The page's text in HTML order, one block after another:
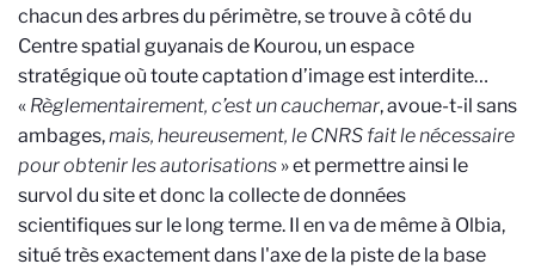
chacun des arbres du périmètre, se trouve à côté du
Centre spatial guyanais de Kourou, un espace
stratégique où toute captation d’image est interdite…
« Règlementairement, c’est un cauchemar, avoue-t-il sans
ambages,mais, heureusement, le CNRS fait le nécessaire
pour obtenir les autorisations » et permettre ainsi le
survol du site et donc la collecte de données
scientifiques sur le long terme. Il en va de même à Olbia,
situé très exactement dans l'axe de la piste de la base